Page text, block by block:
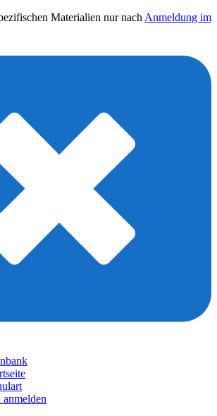
Materialien nur nach Anmeldung im